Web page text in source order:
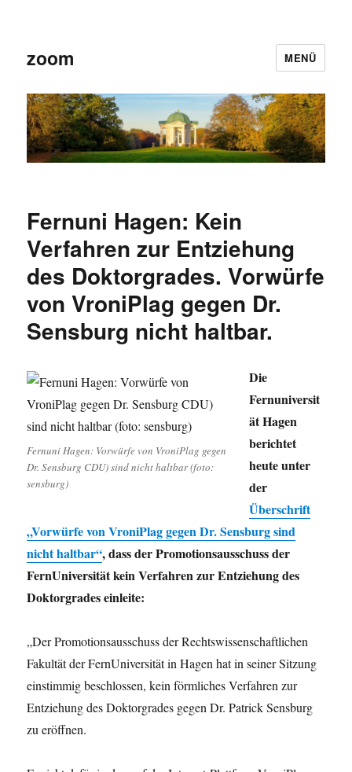
zoom MENÜ
Fernuni Hagen: Kein
Verfahren zur Entziehung
des Doktorgrades. Vorwürfe
von VroniPlag gegen Dr.
Sensburg nicht haltbar.
Fernuni Hagen: Vorwürfe von VroniPlag gegen
Dr. Sensburg CDU) sind nicht haltbar (foto:
sensburg)
Die
Fernuniversit
ät Hagen
berichtet
heute unter
der
Überschrift
„Vorwürfe von VroniPlag gegen Dr. Sensburg sind
nicht haltbar“, dass der Promotionsausschuss der
FernUniversität kein Verfahren zur Entziehung des
Doktorgrades einleite:
„Der Promotionsausschuss der Rechtswissenschaftlichen
Fakultät der FernUniversität in Hagen hat in seiner Sitzung
einstimmig beschlossen, kein förmliches Verfahren zur
Entziehung des Doktorgrades gegen Dr. Patrick Sensburg
zu eröffnen.